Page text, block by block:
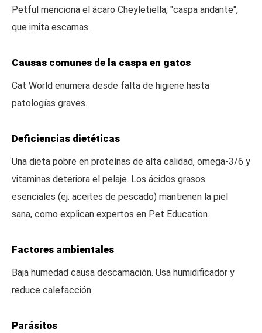
Petful menciona el ácaro Cheyletiella, "caspa andante",
que imita escamas.
Causas comunes de la caspa en gatos
Cat World enumera desde falta de higiene hasta
patologías graves.
Deficiencias dietéticas
Una dieta pobre en proteínas de alta calidad, omega-3/6 y
vitaminas deteriora el pelaje. Los ácidos grasos
esenciales (ej. aceites de pescado) mantienen la piel
sana, como explican expertos en Pet Education.
Factores ambientales
Baja humedad causa descamación. Usa humidificador y
reduce calefacción.
Parásitos